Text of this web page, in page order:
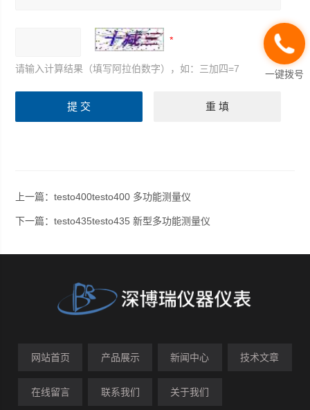
请输入计算结果（填写阿拉伯数字），如：三加四=7
上一篇：testo400testo400 多功能测量仪
下一篇：testo435testo435 新型多功能测量仪
网站首页 产品展示 新闻中心 技术文章
在线留言 联系我们 关于我们
一键拨号